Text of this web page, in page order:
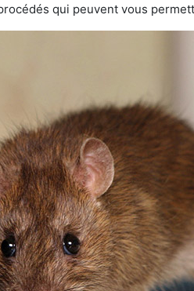
qui peuvent vous